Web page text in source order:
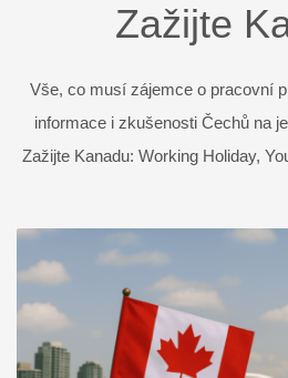
Zažijte
Vše, co musí zájemce o pracovní
informace i zkušenosti Čechů na
Zažijte Kanadu: Working Holiday,